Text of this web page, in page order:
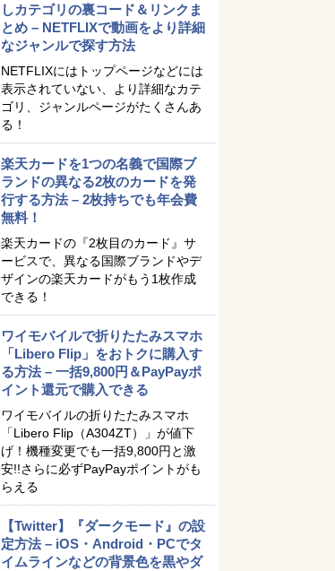
しカテゴリの裏コード＆リンクま
とめ – NETFLIXで動画をより詳細
なジャンルで探す方法
NETFLIXにはトップページなどには
表示されていない、より詳細なカテ
ゴリ、ジャンルページがたくさんあ
る！
楽天カードを1つの名義で国際ブ
ランドの異なる2枚のカードを発
行する方法 – 2枚持ちでも年会費
無料！
楽天カードの『2枚目のカード』サ
ービスで、異なる国際ブランドやデ
ザインの楽天カードがもう1枚作成
できる！
ワイモバイルで折りたたみスマホ
「Libero Flip」をおトクに購入す
る方法 – 一括9,800円＆PayPayポ
イント還元で購入できる
ワイモバイルの折りたたみスマホ
「Libero Flip（A304ZT）」が値下
げ！機種変更でも一括9,800円と激
安!!さらに必ずPayPayポイントがも
らえる
【Twitter】『ダークモード』の設
定方法 – iOS・Android・PCでタ
イムラインなどの背景色を黒やダ